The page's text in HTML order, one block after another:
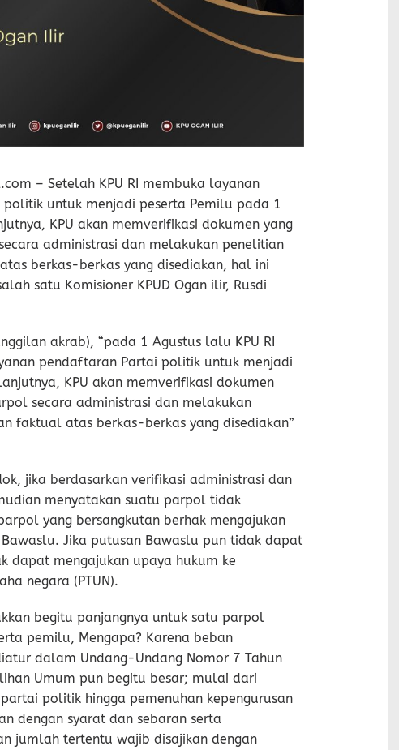
– Setelah KPU RI membuka layanan
untuk menjadi peserta Pemilu pada 1
KPU akan memverifikasi dokumen yang
administrasi dan melakukan penelitian
berkas-berkas yang disediakan, hal ini
satu Komisioner KPUD Ogan ilir, Rusdi
akrab), “pada 1 Agustus lalu KPU RI
pendaftaran Partai politik untuk menjadi
KPU akan memverifikasi dokumen
secara administrasi dan melakukan
faktual atas berkas-berkas yang disediakan”
jika berdasarkan verifikasi administrasi dan
menyatakan suatu parpol tidak
yang bersangkutan berhak mengajukan
Bawaslu. Jika putusan Bawaslu pun tidak dapat
dapat mengajukan upaya hukum ke
negara (PTUN).
begitu panjangnya untuk satu parpol
pemilu, Mengapa? Karena beban
dalam Undang-Undang Nomor 7 Tahun
Umum pun begitu besar; mulai dari
politik hingga pemenuhan kepengurusan
dengan syarat dan sebaran serta
jumlah tertentu wajib disajikan dengan